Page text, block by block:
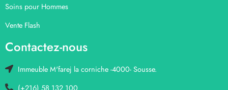
Soins pour Hommes
Vente Flash
Contactez-nous
Immeuble M'farej la corniche -4000- Sousse.
(+216) 58 132 100